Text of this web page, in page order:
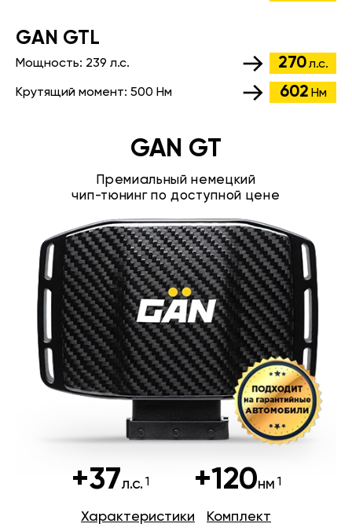
GАN GTL
Мощность: 239 л.с. 270 л.с.
Крутящий момент: 500 Нм 602 Нм
GAN GT
Премиальный немецкий
чип-тюнинг по доступной цене
+37л.с. +120нм
Характеристики Комплект